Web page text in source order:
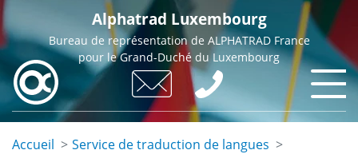
Skip
to
main
content
Alphatrad Luxembourg
Bureau de représentation de ALPHATRAD France
pour le Grand-Duché du Luxembourg
Accueil
Service de traduction de langues